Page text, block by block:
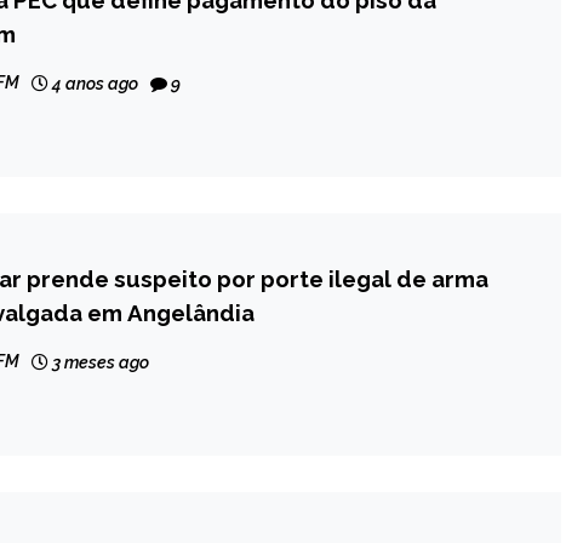
4 anos ago 9
prende suspeito por porte ilegal de arma
em Angelândia
3 meses ago